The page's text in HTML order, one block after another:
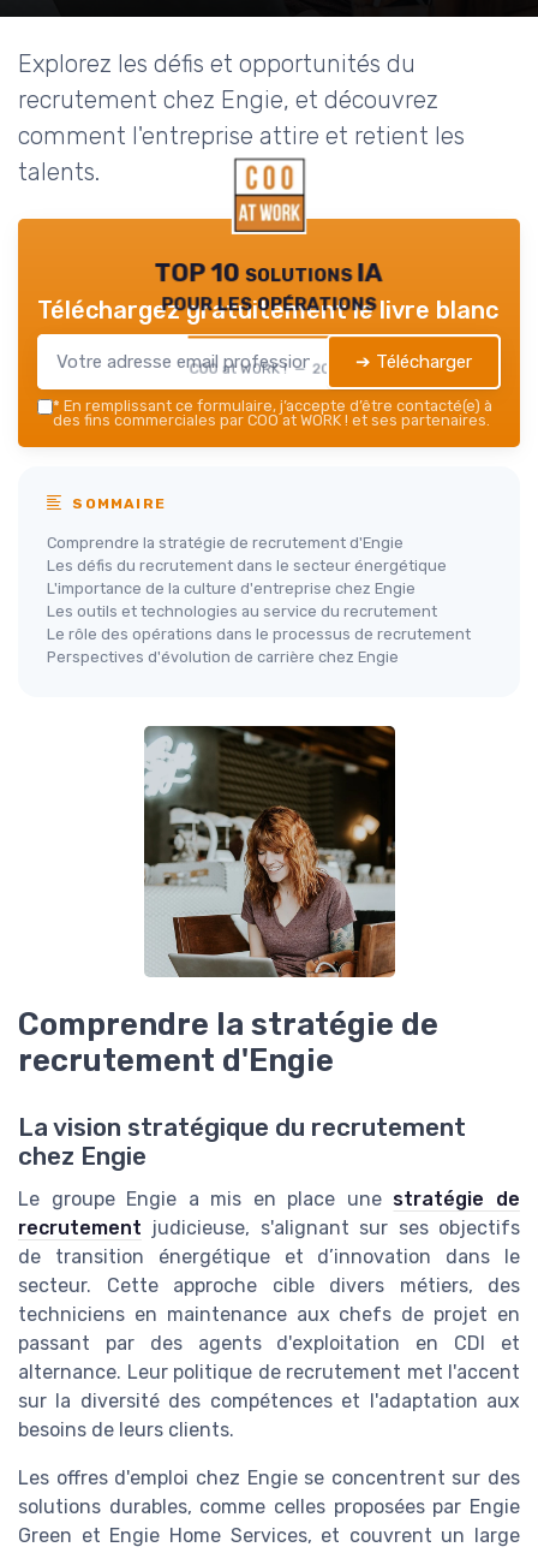
Explorez les défis et opportunités du
recrutement chez Engie, et découvrez
comment l'entreprise attire et retient les
talents.
TOP 10 solutions IA
pour les opérations
COO at WORK ! — 2026
Téléchargez gratuitement le livre blanc
➔ Télécharger
* En remplissant ce formulaire, j’accepte d’être contacté(e) à
des fins commerciales par COO at WORK ! et ses partenaires.
SOMMAIRE
Comprendre la stratégie de recrutement d'Engie
Les défis du recrutement dans le secteur énergétique
L'importance de la culture d'entreprise chez Engie
Les outils et technologies au service du recrutement
Le rôle des opérations dans le processus de recrutement
Perspectives d'évolution de carrière chez Engie
Comprendre la stratégie de
recrutement d'Engie
La vision stratégique du recrutement
chez Engie
Le groupe Engie a mis en place une stratégie de
recrutement judicieuse, s'alignant sur ses objectifs
de transition énergétique et d’innovation dans le
secteur. Cette approche cible divers métiers, des
techniciens en maintenance aux chefs de projet en
passant par des agents d'exploitation en CDI et
alternance. Leur politique de recrutement met l'accent
sur la diversité des compétences et l'adaptation aux
besoins de leurs clients.
Les offres d'emploi chez Engie se concentrent sur des
solutions durables, comme celles proposées par Engie
Green et Engie Home Services, et couvrent un large